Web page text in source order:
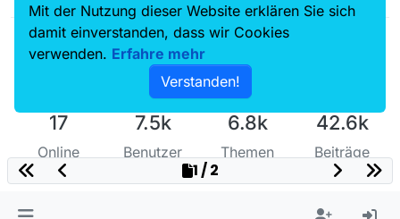
17
Online
7.5k
Benutzer
6.8k
Themen
42.6k
Beiträge
1 / 2
Mit der Nutzung dieser Website erklären Sie sich
damit einverstanden, dass wir Cookies
verwenden. Erfahre mehr
Verstanden!